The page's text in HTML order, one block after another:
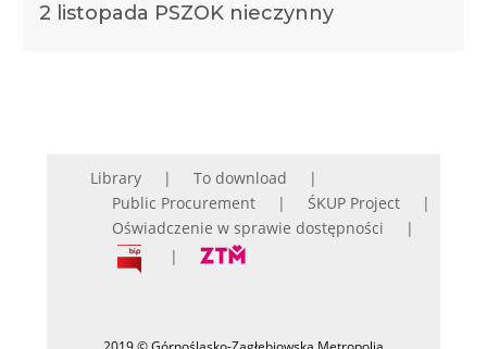
2 listopada PSZOK nieczynny
Library
To download
Public Procurement
ŚKUP Project
Oświadczenie w sprawie dostępności